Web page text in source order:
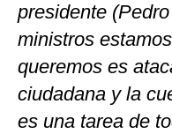
presidente
ministros
queremos es
ciudadana y la
es una tarea de